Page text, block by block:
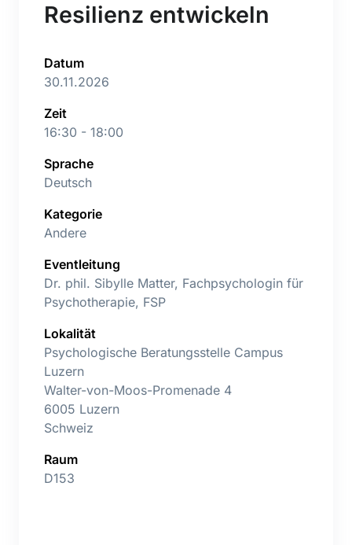
Resilienz entwickeln
Datum
30.11.2026
Zeit
16:30 - 18:00
Sprache
Deutsch
Kategorie
Andere
Eventleitung
Dr. phil. Sibylle Matter, Fachpsychologin für
Psychotherapie, FSP
Lokalität
Psychologische Beratungsstelle Campus
Luzern
Walter-von-Moos-Promenade 4
6005 Luzern
Schweiz
Raum
D153